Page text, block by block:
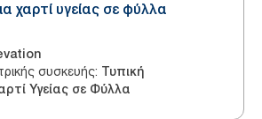
χαρτί υγείας σε φύλλα
συσκευής: Τυπική
Υγείας σε Φύλλα